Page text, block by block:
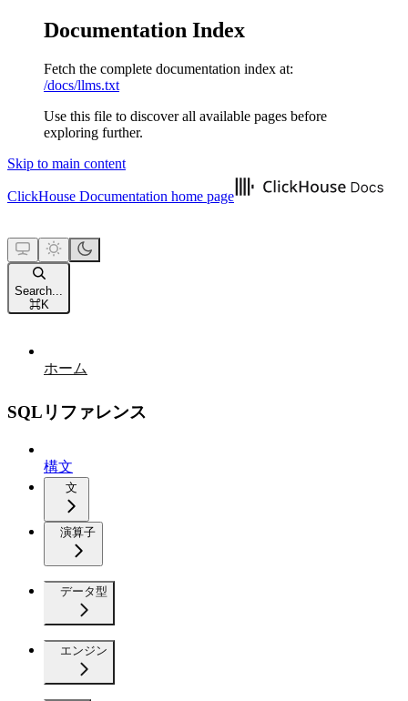
Documentation Index
Fetch the complete documentation index at:
/docs/llms.txt
Use this file to discover all available pages before
exploring further.
Skip to main content
ClickHouse Documentation home page
Search...
⌘K
ホーム
SQLリファレンス
構文
文
演算子
データ型
エンジン